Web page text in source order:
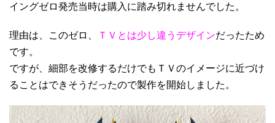
イングゼロ発売当時は購入に踏み切れませんでした。
理由は、このゼロ、 ＴＶとは少し違うデザインだったため
です。
ですが、細部を改修するだけでもＴＶのイメージに近づけ
ることはできそうだったので製作を開始しました。